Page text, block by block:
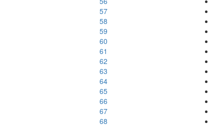
57
58
59
60
61
62
63
64
65
66
67
68